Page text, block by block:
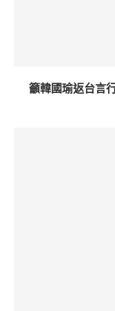
籲韓國瑜返台言